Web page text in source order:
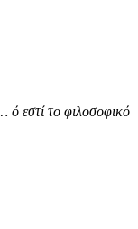
εστί το φιλοσοφικό